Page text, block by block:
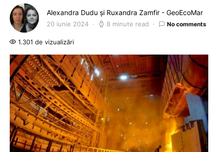
Alexandra Dudu și Ruxandra Zamfir - GeoEcoMar
20 iunie 2024 8 minute read No comments
1.301 de vizualizări